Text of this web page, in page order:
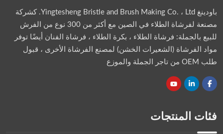
باودينغ Yingtesheng Bristle and Brush Making Co. ، Ltd.
كشركة
مصنعة لفرشاة الطلاء في الصين مع أكثر من 300 نوع من الفرش
للبيع بالجملة: فرشاة الطلاء ، بكرة الطلاء ، فرشاة الفنان أيضًا توفر
مواد الفرشاة (الشعيرات الخشن) لمصنع الفرشاة الأخرى ، قبول
طلب OEM من تاجر الجملة والموزع
فئات المنتجات